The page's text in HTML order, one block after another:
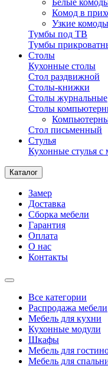
Белые
Комод в
Узкие комоды
Тумбы под ТВ
Тумбы
Столы
Кухонные столы
Стол раздвижной
Столы-книжки
Столы журнальные
Столы
Стол письменный
Стулья
Кухонные стулья с
Каталог
Замер
Доставка
Сборка мебели
Гарантия
Оплата
О нас
Контакты
Все категории
Распродажа мебели
Мебель для кухни
Кухонные модули
Шкафы
Мебель для
Мебель для